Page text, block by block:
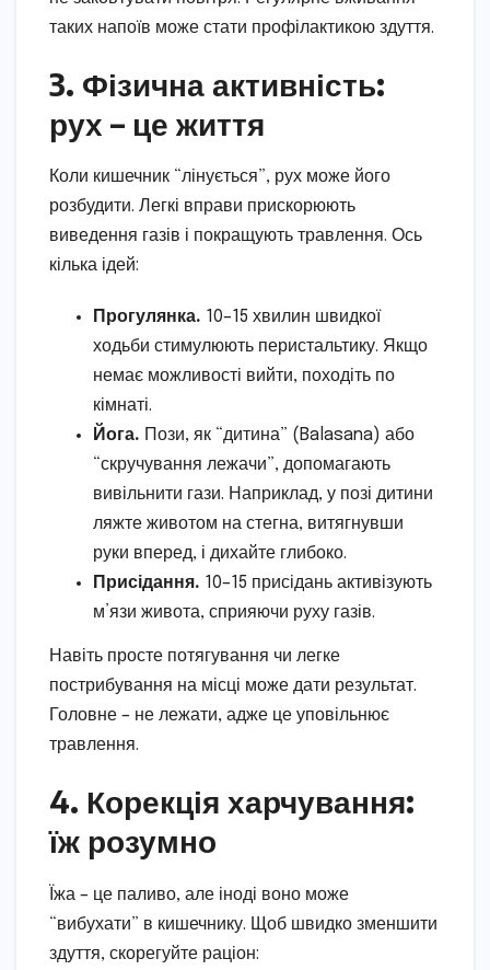
таких напоїв може стати профілактикою здуття.
3. Фізична активність:
рух – це життя
Коли кишечник “лінується”, рух може його
розбудити. Легкі вправи прискорюють
виведення газів і покращують травлення. Ось
кілька ідей:
Прогулянка. 10–15 хвилин швидкої
ходьби стимулюють перистальтику. Якщо
немає можливості вийти, походіть по
кімнаті.
Йога. Пози, як “дитина” (Balasana) або
“скручування лежачи”, допомагають
вивільнити гази. Наприклад, у позі дитини
ляжте животом на стегна, витягнувши
руки вперед, і дихайте глибоко.
Присідання. 10–15 присідань активізують
м’язи живота, сприяючи руху газів.
Навіть просте потягування чи легке
пострибування на місці може дати результат.
Головне – не лежати, адже це уповільнює
травлення.
4. Корекція харчування:
їж розумно
Їжа – це паливо, але іноді воно може
“вибухати” в кишечнику. Щоб швидко зменшити
здуття, скорегуйте раціон: